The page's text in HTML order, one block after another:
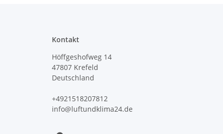
Kontakt
Höffgeshofweg 14
47807 Krefeld
Deutschland
+4921518207812
info@luftundklima24.de